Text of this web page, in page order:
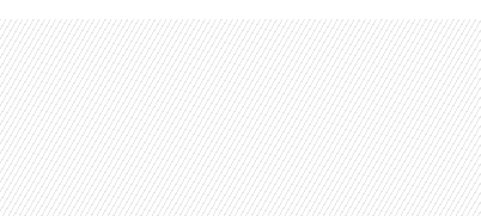
Skip to main content